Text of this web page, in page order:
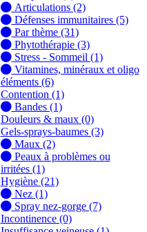
Articulations (2)
Défenses immunitaires (5)
Par thème (31)
Phytothérapie (3)
Stress - Sommeil (1)
Vitamines, minéraux et oligo
éléments (6)
Contention (1)
Bandes (1)
Douleurs & maux (0)
Gels-sprays-baumes (3)
Maux (2)
Peaux à problèmes ou
irritées (1)
Hygiène (21)
Nez (1)
Spray nez-gorge (7)
Incontinence (0)